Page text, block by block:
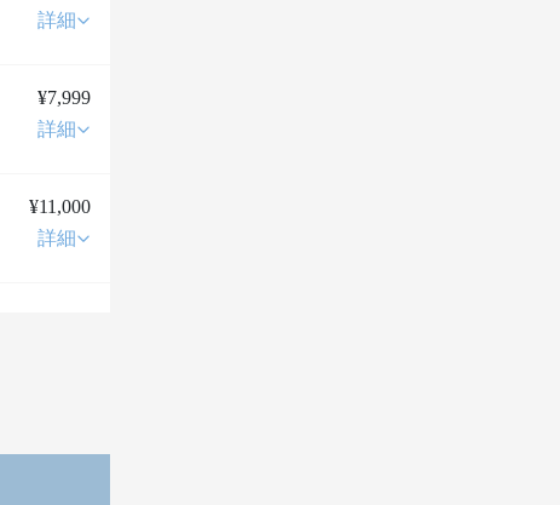
詳細
¥7,999
詳細
¥11,000
詳細